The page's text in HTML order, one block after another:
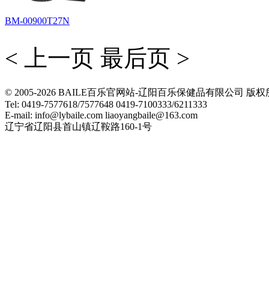
BM-00900T27N
< 上一页 最后页 >
© 2005-2026 BAILE百乐官网站-辽阳百乐保健品有限公司 版
Tel: 0419-7577618/7577648 0419-7100333/6211333
E-mail: info@lybaile.com liaoyangbaile@163.com
辽宁省辽阳县首山镇辽鞍路160-1号